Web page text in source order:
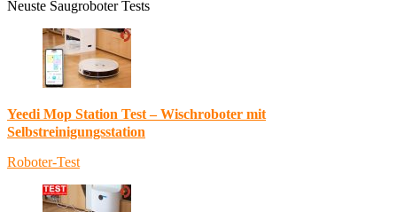
Neuste Saugroboter Tests
Yeedi Mop Station Test – Wischroboter mit
Selbstreinigungsstation
Roboter-Test